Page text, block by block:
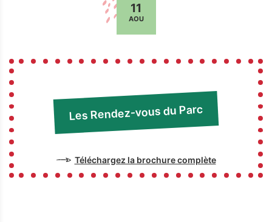
11
AOU
Les Rendez-vous du Parc
Téléchargez la brochure complète